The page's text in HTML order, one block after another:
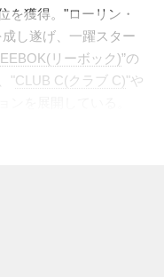
を獲得。"ローリン・
し遂げ、一躍スター
リーボック)”の
"CLUB C(クラブ C)"や